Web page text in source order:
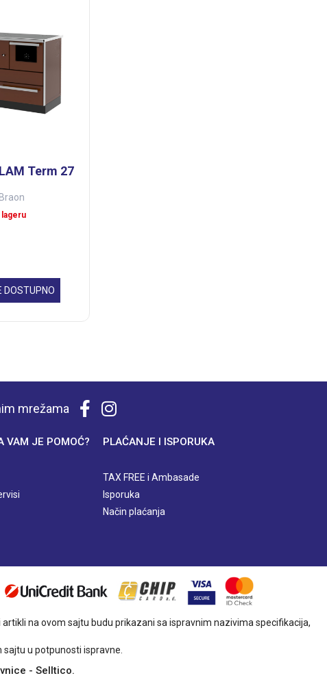
Term 27
D Braon
lageru
DOSTUPNO
mrežama
VAM JE POMOĆ? PLAĆANJE I ISPORUKA
TAX FREE i Ambasade
Isporuka
Način plaćanja
na ovom sajtu budu prikazani sa ispravnim nazivima specifikacija,
u potpunosti ispravne.
- Selltico.